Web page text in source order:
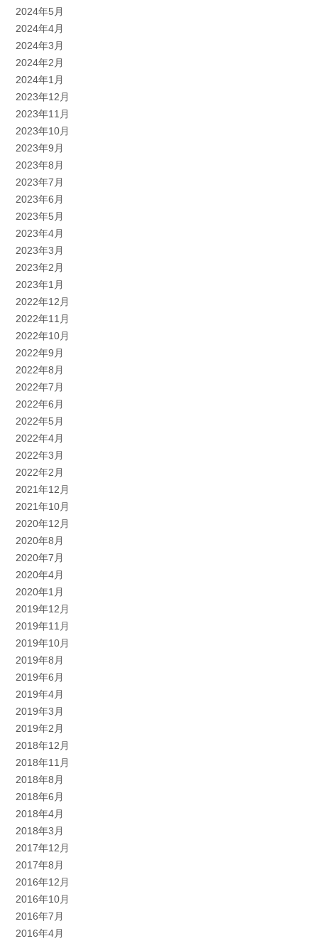
2024年5月
2024年4月
2024年3月
2024年2月
2024年1月
2023年12月
2023年11月
2023年10月
2023年9月
2023年8月
2023年7月
2023年6月
2023年5月
2023年4月
2023年3月
2023年2月
2023年1月
2022年12月
2022年11月
2022年10月
2022年9月
2022年8月
2022年7月
2022年6月
2022年5月
2022年4月
2022年3月
2022年2月
2021年12月
2021年10月
2020年12月
2020年8月
2020年7月
2020年4月
2020年1月
2019年12月
2019年11月
2019年10月
2019年8月
2019年6月
2019年4月
2019年3月
2019年2月
2018年12月
2018年11月
2018年8月
2018年6月
2018年4月
2018年3月
2017年12月
2017年8月
2016年12月
2016年10月
2016年7月
2016年4月